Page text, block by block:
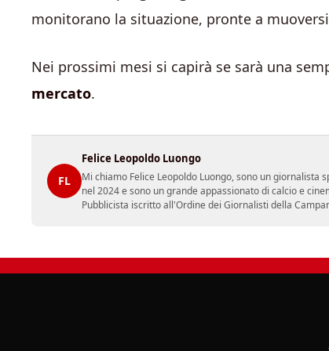
monitorano la situazione, pronte a
Nei prossimi mesi si capirà se sarà una
mercato.
FL
Felice Leopoldo Luongo
Mi chiamo Felice Leopoldo Luongo, sono un giornalista
nel 2024 e sono un grande appassionato di calcio e
Pubblicista iscritto all'Ordine dei Giornalisti della